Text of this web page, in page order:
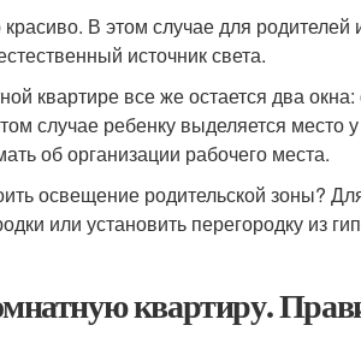
В этом случае для
источник света.
квартире все же остается два
случае ребенку выделяется место
об организации рабочего места.
освещение родительской зоны?
или установить перегородку из
квартиру.